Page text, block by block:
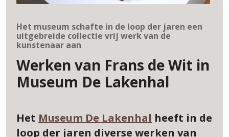
Het museum schafte in de loop der jaren een
uitgebreide collectie vrij werk van de
kunstenaar aan
Werken van Frans de Wit in
Museum De Lakenhal
Het Museum De Lakenhal heeft in de
loop der jaren diverse werken van